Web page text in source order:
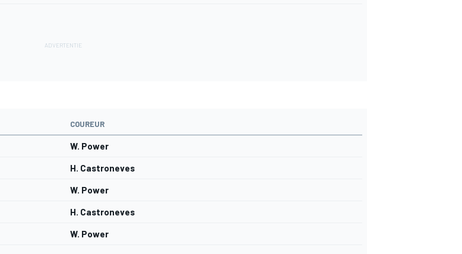
COUREUR
W. Power
H. Castroneves
W. Power
H. Castroneves
W. Power